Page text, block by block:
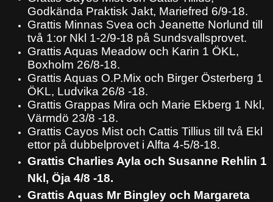
Godkända Praktisk Jakt, Mariefred 6/9-18.
Grattis Minnas Svea och Jeanette Norlund till
två 1:or Nkl 1-2/9-18 på Sundsvallsprovet.
Grattis Aquas Meadow och Karin 1 ÖKL,
Boxholm 26/8-18.
Grattis Aquas O.P.Mix och Birger Österberg 1
ÖKL, Ludvika 26/8 -18.
Grattis Grappas Mira och Marie Ekberg 1 Nkl,
Värmdö 23/8 -18.
Grattis Cayos Mist och Cattis Tillius till två Ekl
ettor på dubbelprovet i Alfta 4-5/8-18.
Grattis Charlies Ayla och Susanne Rehlin 1
Nkl, Öja 4/8 -18.
Grattis Aquas Mr Bingley och Margareta